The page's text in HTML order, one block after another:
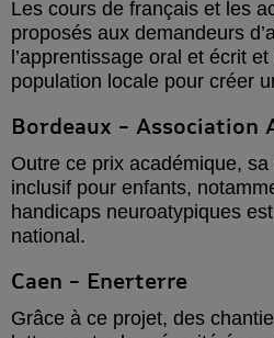
Les cours de français et les
proposés aux demandeurs
l’apprentissage oral et écrit
population locale pour créer
Bordeaux – Association
Outre ce prix académique, sa
inclusif pour enfants,
handicaps neuroatypiques
national.
Caen – Enerterre
Grâce à ce projet, des